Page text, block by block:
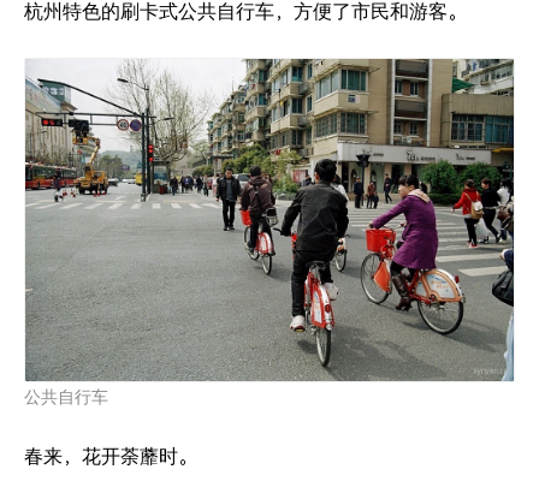
杭州特色的刷卡式公共自行车，方便了市民和游客。
公共自行车
春来，花开荼蘼时。